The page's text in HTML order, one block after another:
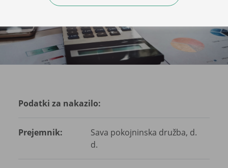
Podatki za nakazilo:
Prejemnik:
Sava pokojninska družba, d.
d.